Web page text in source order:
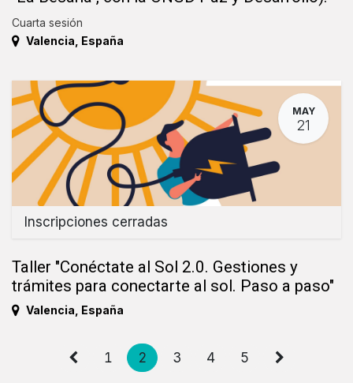
Cuarta sesión
Valencia España
MAY
21
Inscripciones cerradas
Taller "Conéctate al Sol 2.0. Gestiones y
trámites para conectarte al sol. Paso a paso"
Valencia España
1 2 3 4 5